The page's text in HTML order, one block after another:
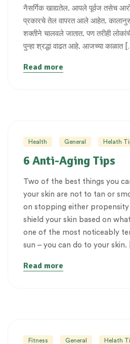
नैसर्गिक खाद्यतेल. आपले पूर्वज तसेच
प्रकारचे तेल वापरत आले आहेत.
शक्तीने चालवले जातात. पण तरीही
पुन्हा श्रद्धा वाढत आहे. आजच्या काळात
Read more
Health General Helath
6 Anti-Aging Tips
Two of the best things you
your skin are not to tan or
on stopping either propensity
shield your skin based on
one of the most noticeably
sun – you can do to your skin.
Read more
Fitness General Helath